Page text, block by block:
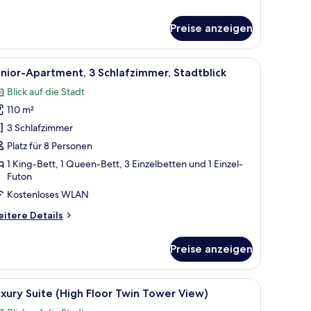
Preise anzeigen
Blick auf die Stadt durch große Fenster.
mit Rosenblättern und Schwanen, Blick auf die Stadt durch das
Ein Hotelzimmer mit einem Bett, das mit
36 Apartment, 3 Schlafzimmer, Stadtblick
Blick auf die Stadt
110 m²
3 Schlafzimmer
Platz für 8 Personen
1 King-Bett, 1 Queen-Bett, 3 Einzelbetten und 1 Einzel-
Futon
Kostenloses WLAN
Details
Schlafzimmer,
Preise anzeigen
Rosenblüten und einem schwanenförmigen Handtuch dekoriert ist,
Ein Hotelzimmer mit einem großen Bett,
20 Suite (High Floor Twin Tower View)